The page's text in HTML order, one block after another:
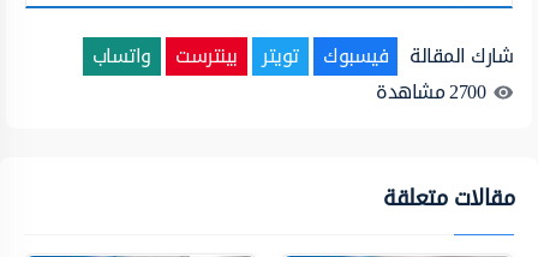
شارك المقالة فيسبوك تويتر بينترست
واتساب
2700مشاهدة
مقالات متعلقة